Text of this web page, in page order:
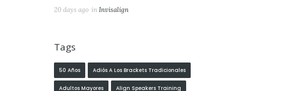
20 days ago inInvisalign
Tags
50 Años Adiós A Los Brackets Tradicionales
Adultos Mayores Align Speakers Training